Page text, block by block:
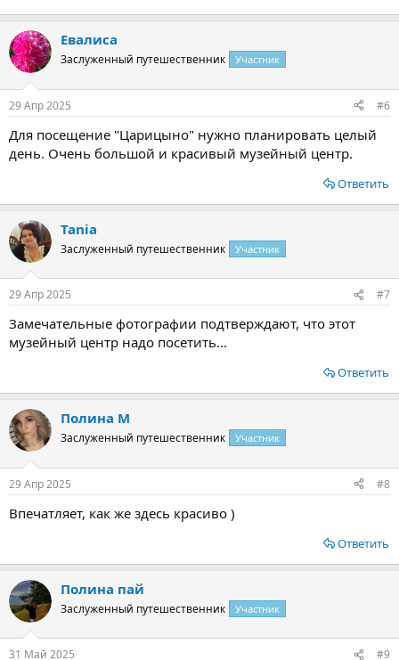
Евалиса
Заслуженный путешественник Участник
29 Апр 2025 #6
Для посещение "Царицыно" нужно планировать целый
день. Очень большой и красивый музейный центр.
Ответить
Tania
Заслуженный путешественник Участник
29 Апр 2025 #7
Замечательные фотографии подтверждают, что этот
музейный центр надо посетить...
Ответить
Полина М
Заслуженный путешественник Участник
29 Апр 2025 #8
Впечатляет, как же здесь красиво )
Ответить
Полина пай
Заслуженный путешественник Участник
31 Май 2025 #9